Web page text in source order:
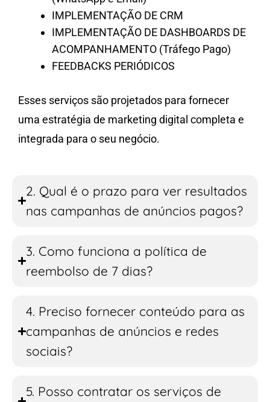
IMPLEMENTAÇÃO DE CRM​
IMPLEMENTAÇÃO DE DASHBOARDS DE
ACOMPANHAMENTO (Tráfego Pago)
FEEDBACKS PERIÓDICOS
Esses serviços são projetados para fornecer
uma estratégia de marketing digital completa e
integrada para o seu negócio.
2. Qual é o prazo para ver resultados
nas campanhas de anúncios pagos?
3. Como funciona a política de
reembolso de 7 dias?
4. Preciso fornecer conteúdo para as
campanhas de anúncios e redes
sociais?
5. Posso contratar os serviços de